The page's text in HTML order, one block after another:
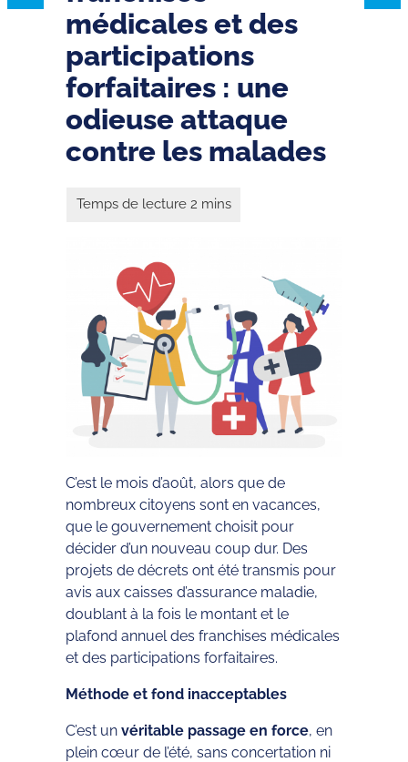
médicales et des
participations
forfaitaires : une
odieuse attaque
contre les malades
C’est le mois d’août, alors que de
nombreux citoyens sont en vacances,
que le gouvernement choisit pour
décider d’un nouveau coup dur. Des
projets de décrets ont été transmis pour
avis aux caisses d’assurance maladie,
doublant à la fois le montant et le
plafond annuel des franchises médicales
et des participations forfaitaires.
Méthode et fond inacceptables
C’est un véritable passage en force, en
plein cœur de l’été, sans concertation ni